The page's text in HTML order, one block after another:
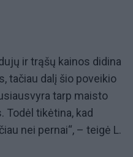
ir trąšų kainos didina
tačiau dalį šio poveikio
tarp maisto
Todėl tikėtina, kad
nei pernai“, – teigė L.